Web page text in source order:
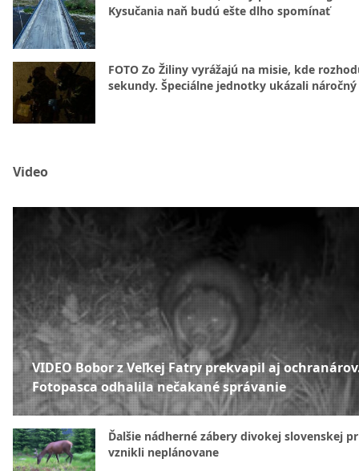
Kysučania naň budú ešte dlho spomínať
FOTO Zo Žiliny vyrážajú na misie, kde
sekundy. Špeciálne jednotky ukázali
Video
VIDEO Bobor z Veľkej Fatry prekvapil aj
Fotopasca odhalila nečakané správanie
Ďalšie nádherné zábery divokej slovenskej
vznikli neplánovane